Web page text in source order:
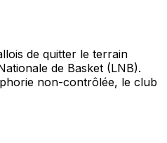
de quitter le terrain
de Basket (LNB).
non-contrôlée, le club